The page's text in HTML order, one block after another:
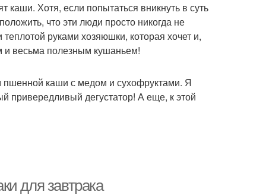
Хотя, если попытаться вникнуть в суть
что эти люди просто никогда не
руками хозяюшки, которая хочет и,
и весьма полезным кушаньем!
пшенной каши с медом и сухофруктами. Я
привередливый дегустатор! А еще, к этой
для завтрака